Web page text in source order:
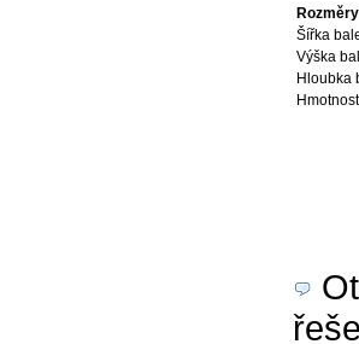
Rozměry
Šířka
Výška
Hloubka